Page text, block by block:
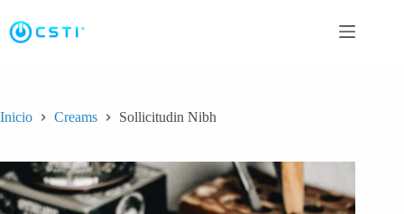
contenido
Inicio Creams Sollicitudin Nibh